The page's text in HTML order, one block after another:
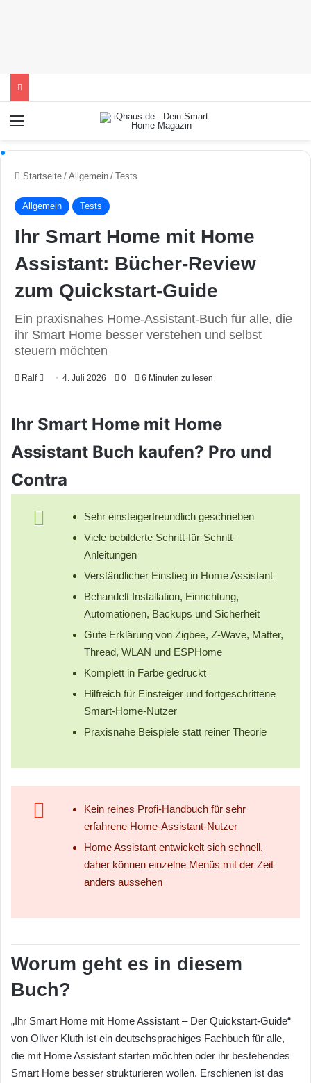
Startseite / Allgemein / Tests
Allgemein Tests
Ihr Smart Home mit Home
Assistant: Bücher-Review
zum Quickstart-Guide
Ein praxisnahes Home-Assistant-Buch für alle, die
ihr Smart Home besser verstehen und selbst
steuern möchten
Ralf
l
o
o
n
4. Juli 2026 0 6 Minuten zu lesen
Ihr Smart Home mit Home
Assistant Buch kaufen? Pro und
Contra
Sehr einsteigerfreundlich geschrieben
Viele bebilderte Schritt-für-Schritt-
Anleitungen
Verständlicher Einstieg in Home Assistant
Behandelt Installation, Einrichtung,
Automationen, Backups und Sicherheit
Gute Erklärung von Zigbee, Z-Wave, Matter,
Thread, WLAN und ESPHome
Komplett in Farbe gedruckt
Hilfreich für Einsteiger und fortgeschrittene
Smart-Home-Nutzer
Praxisnahe Beispiele statt reiner Theorie
Kein reines Profi-Handbuch für sehr
erfahrene Home-Assistant-Nutzer
Home Assistant entwickelt sich schnell,
daher können einzelne Menüs mit der Zeit
anders aussehen
Worum geht es in diesem
Buch?
„Ihr Smart Home mit Home Assistant – Der Quickstart-Guide“
von Oliver Kluth ist ein deutschsprachiges Fachbuch für alle,
die mit Home Assistant starten möchten oder ihr bestehendes
Smart Home besser strukturieren wollen. Erschienen ist das